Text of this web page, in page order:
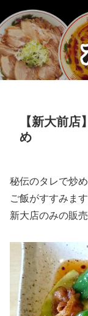
【新大前
め
秘伝のタレで炒
ご飯がすすみま
新大店のみの販